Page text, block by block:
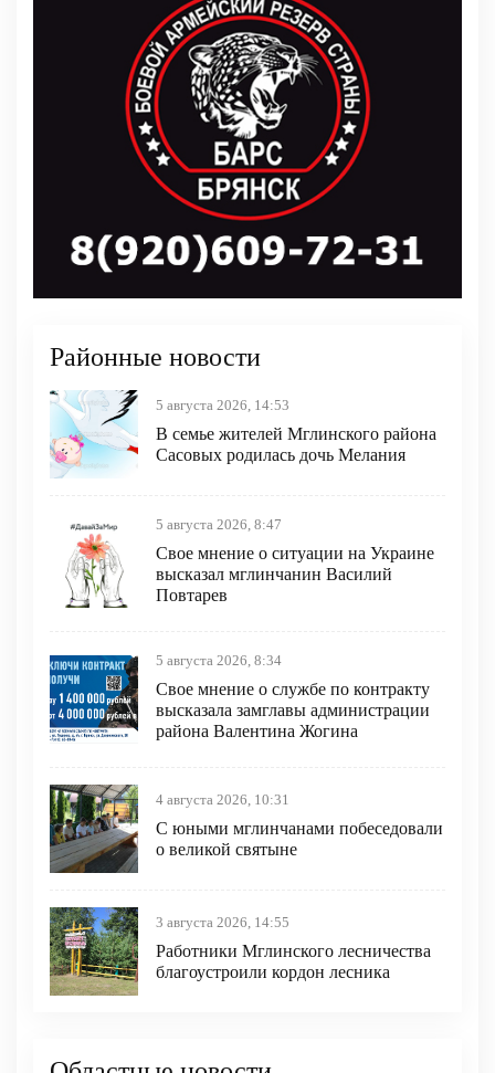
Районные новости
5 августа 2026, 14:53
В семье жителей Мглинского района
Сасовых родилась дочь Мелания
5 августа 2026, 8:47
Свое мнение о ситуации на Украине
высказал мглинчанин Василий
Повтарев
5 августа 2026, 8:34
Свое мнение о службе по контракту
высказала замглавы администрации
района Валентина Жогина
4 августа 2026, 10:31
С юными мглинчанами побеседовали
о великой святыне
3 августа 2026, 14:55
Работники Мглинского лесничества
благоустроили кордон лесника